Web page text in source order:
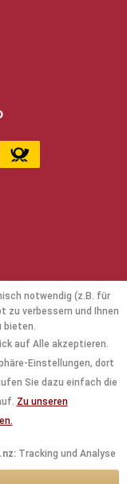
notwendig (z.B. für
zu verbessern und Ihnen
bieten.
auf Alle akzeptieren.
Einstellungen, dort
Sie dazu einfach die
Zu unseren
Tracking und Analyse